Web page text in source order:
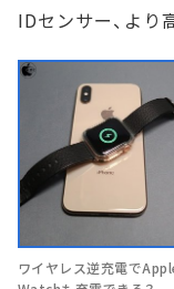
IDセンサー、より
ワイヤレス逆充電で